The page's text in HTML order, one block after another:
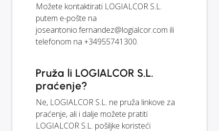
Možete kontaktirati LOGIALCOR S.L.
putem e-pošte na
joseantonio.fernandez@logialcor.com ili
telefonom na +34955741300.
Pruža li LOGIALCOR S.L.
praćenje?
Ne, LOGIALCOR S.L. ne pruža linkove za
praćenje, ali i dalje možete pratiti
LOGIALCOR S.L. pošiljke koristeći